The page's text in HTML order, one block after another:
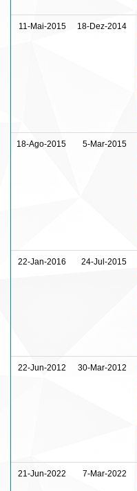
11-Mai-2015 18-Dez-2014
18-Ago-2015 5-Mar-2015
22-Jan-2016 24-Jul-2015
22-Jun-2012 30-Mar-2012
21-Jun-2022 7-Mar-2022